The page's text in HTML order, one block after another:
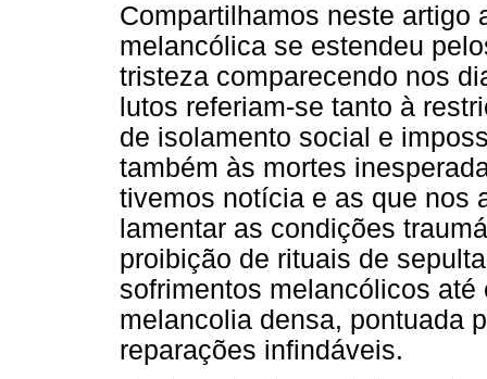
Compartilhamos neste artigo
melancólica se estendeu
tristeza comparecendo nos
lutos referiam-se tanto à
de isolamento social e
também às mortes
tivemos notícia e as que nos
lamentar as condições
proibição de rituais de
sofrimentos melancólicos
melancolia densa, pontuada
reparações infindáveis.